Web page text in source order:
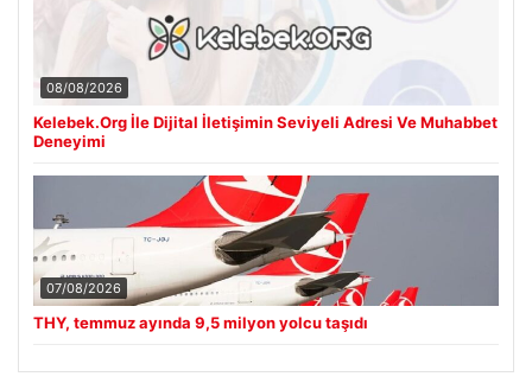
08/08/2026
Kelebek.Org İle Dijital İletişimin Seviyeli Adresi Ve Muhabbet
Deneyimi
07/08/2026
THY, temmuz ayında 9,5 milyon yolcu taşıdı